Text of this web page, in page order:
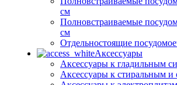
см
Полновстраиваемые
см
Отдельностоящие
Аксессуары
Аксессуары к гладильным
Аксессуары к стиральным